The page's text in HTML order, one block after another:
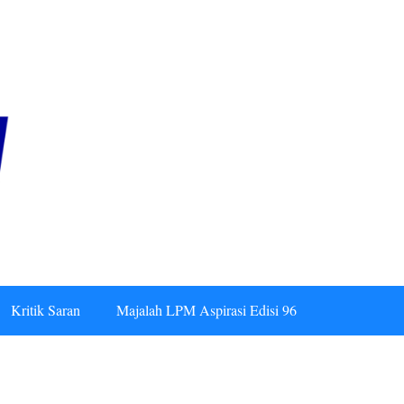
Kritik Saran Majalah LPM Aspirasi Edisi 96